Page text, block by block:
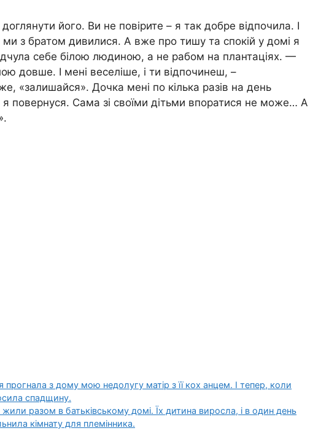
його. Ви не повірите – я так добре відпочила. І
ми з братом дивилися. А вже про тишу та спокій у домі я
себе білою людиною, а не рабом на плантаціях. —
довше. І мені веселіше, і ти відпочинеш, –
«залишайся». Дочка мені по кілька разів на день
я повернуся. Сама зі своїми дітьми впоратися не може… А
прогнала з дому мою недолугу матір з її кох анцем. І тепер, коли
спадщину.
разом в батьківському домі. Їх дитина виросла, і в один день
кімнату для племінника.